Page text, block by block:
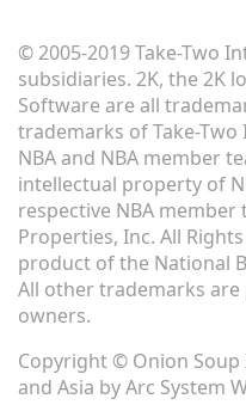
© 2005-2019 Take-Two
subsidiaries. 2K, the 2K
Software are all
trademarks of Take-
NBA and NBA member
intellectual property of
respective NBA member
Properties, Inc. All
product of the National
All other trademarks
owners.
Copyright © Onion Soup
and Asia by Arc System